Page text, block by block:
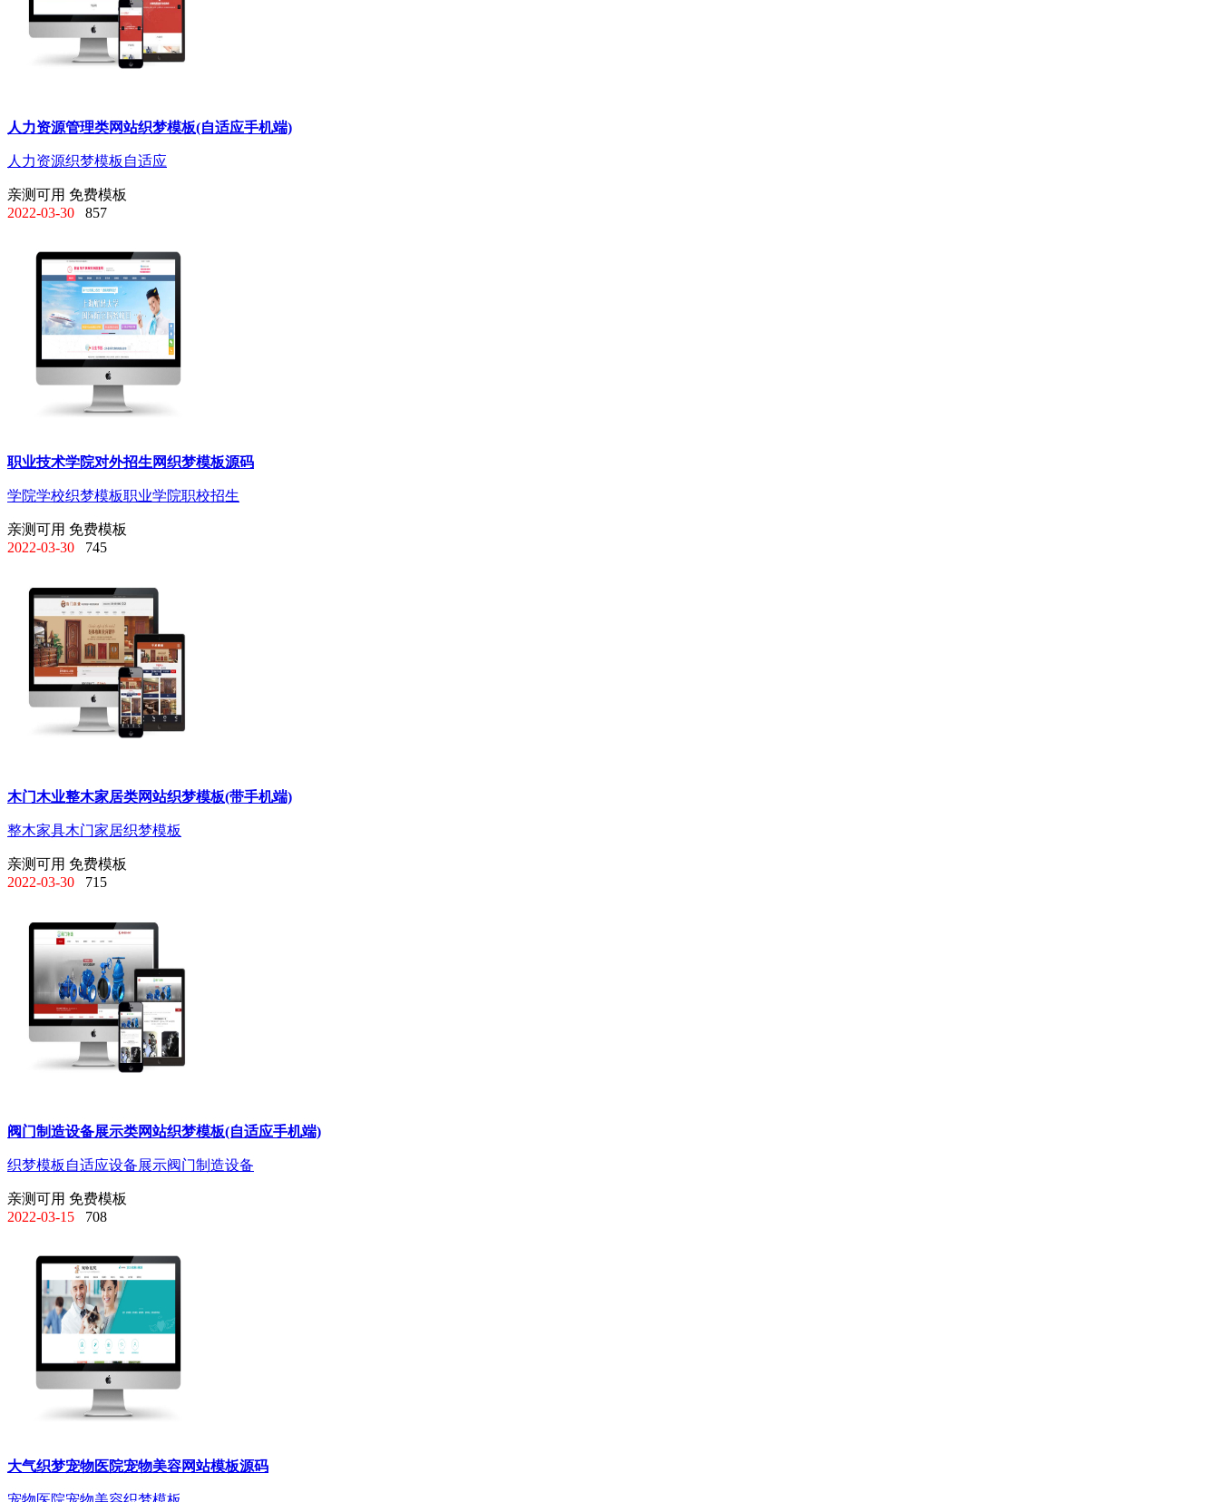
人力资源管理类网站织梦模板(自适应手机端)
人力资源织梦模板 自适应
亲测可用 免费模板
2022-03-30
857
职业技术学院对外招生网织梦模板源码
学院学校织梦模板职业学院职校招生
亲测可用 免费模板
2022-03-30
745
木门木业整木家居类网站织梦模板(带手机端)
整木家具木门家居织梦模板
亲测可用 免费模板
2022-03-30
715
阀门制造设备展示类网站织梦模板(自适应手机端)
织梦模板 自适应设备展示阀门制造设备
亲测可用 免费模板
2022-03-15
708
大气织梦宠物医院宠物美容网站模板源码